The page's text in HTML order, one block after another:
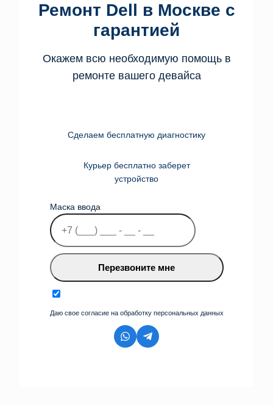
Ремонт Dell в Москве с
гарантией
Окажем всю необходимую помощь в
ремонте вашего девайса
Сделаем бесплатную диагностику
Курьер бесплатно заберет
устройство
Маска ввода
Перезвоните мне
Даю свое согласие на обработку персональных данных